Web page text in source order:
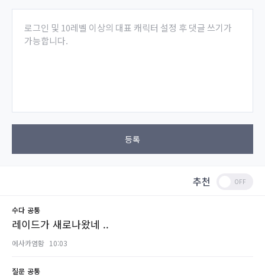
로그인 및 10레벨 이상의 대표 캐릭터 설정 후 댓글 쓰기가
가능합니다.
등록
추천
수다 공통
레이드가 새로나왔네 ..
에사카염황 10:03
질문 공통